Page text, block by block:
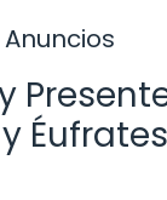
Anuncios